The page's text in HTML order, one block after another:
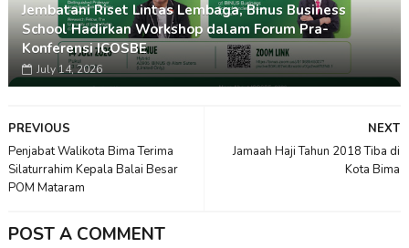
Jembatani Riset Lintas Lembaga, Binus Business
School Hadirkan Workshop dalam Forum Pra-
Konferensi ICOSBE
July 14, 2026
NEXT
Jamaah Haji Tahun 2018 Tiba di
Kota Bima
PREVIOUS
Penjabat Walikota Bima Terima
Silaturrahim Kepala Balai Besar
POM Mataram
POST A COMMENT